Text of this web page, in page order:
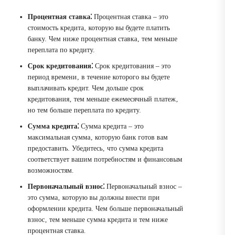
Процентная ставка⁚ Процентная ставка – это
стоимость кредита‚ которую вы будете платить
банку. Чем ниже процентная ставка‚ тем меньше
переплата по кредиту.
Срок кредитования⁚ Срок кредитования – это
период времени‚ в течение которого вы будете
выплачивать кредит. Чем дольше срок
кредитования‚ тем меньше ежемесячный платеж‚
но тем больше переплата по кредиту.
Сумма кредита⁚ Сумма кредита – это
максимальная сумма‚ которую банк готов вам
предоставить. Убедитесь‚ что сумма кредита
соответствует вашим потребностям и финансовым
возможностям.
Первоначальный взнос⁚ Первоначальный взнос –
это сумма‚ которую вы должны внести при
оформлении кредита. Чем больше первоначальный
взнос‚ тем меньше сумма кредита и тем ниже
процентная ставка.